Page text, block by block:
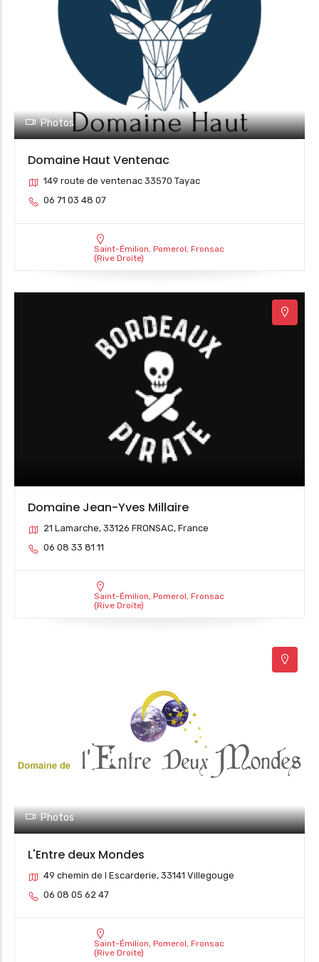
Photos
Domaine Haut Ventenac
149 route de ventenac 33570 Tayac
06 71 03 48 07
Saint-Émilion, Pomerol, Fronsac
(Rive Droite)
Domaine Jean-Yves Millaire
21 Lamarche, 33126 FRONSAC, France
06 08 33 81 11
Saint-Émilion, Pomerol, Fronsac
(Rive Droite)
Photos
L'Entre deux Mondes
49 chemin de l Escarderie, 33141 Villegouge
06 08 05 62 47
Saint-Émilion, Pomerol, Fronsac
(Rive Droite)
3
6